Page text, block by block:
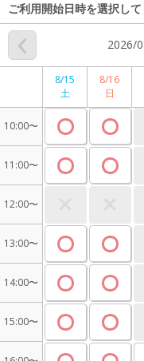
ご利用開始日時を選択し
2026/
8/15
土
8/16
日
10:00〜
11:00〜
12:00〜
13:00〜
14:00〜
15:00〜